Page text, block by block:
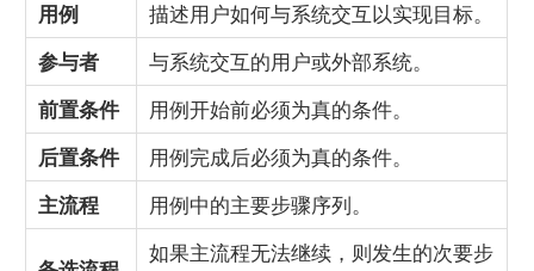
用例
描述用户如何与系统交互以实现目标。
参与者
与系统交互的用户或外部系统。
前置条件
用例开始前必须为真的条件。
后置条件
用例完成后必须为真的条件。
主流程
用例中的主要步骤序列。
如果主流程无法继续，则发生的次要步